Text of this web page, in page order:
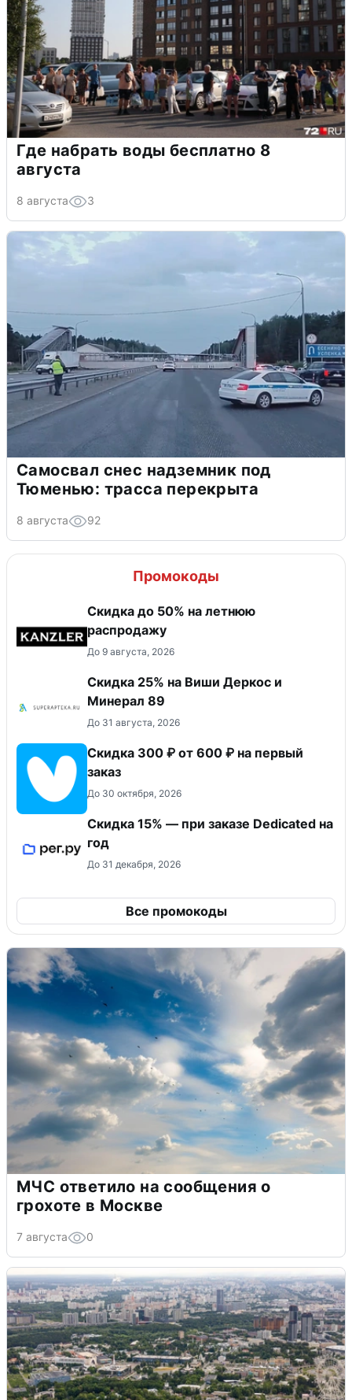
Где набрать воды бесплатно 8
августа
8 августа 3
Самосвал снес надземник под
Тюменью: трасса перекрыта
8 августа 92
Промокоды
Скидка до 50% на летнюю
распродажу
До 9 августа, 2026
Скидка 25% на Виши Деркос и
Минерал 89
До 31 августа, 2026
Скидка 300 ₽ от 600 ₽ на первый
заказ
До 30 октября, 2026
Скидка 15% — при заказе Dedicated на
год
До 31 декабря, 2026
Все промокоды
МЧС ответило на сообщения о
грохоте в Москве
7 августа 0